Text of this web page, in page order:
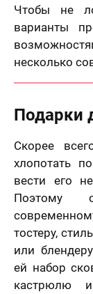
Чтобы не
варианты
несколько
Подарки
Скорее
хлопотать
вести его
Поэтому
тостеру,
или
ей набор
кастрюлю